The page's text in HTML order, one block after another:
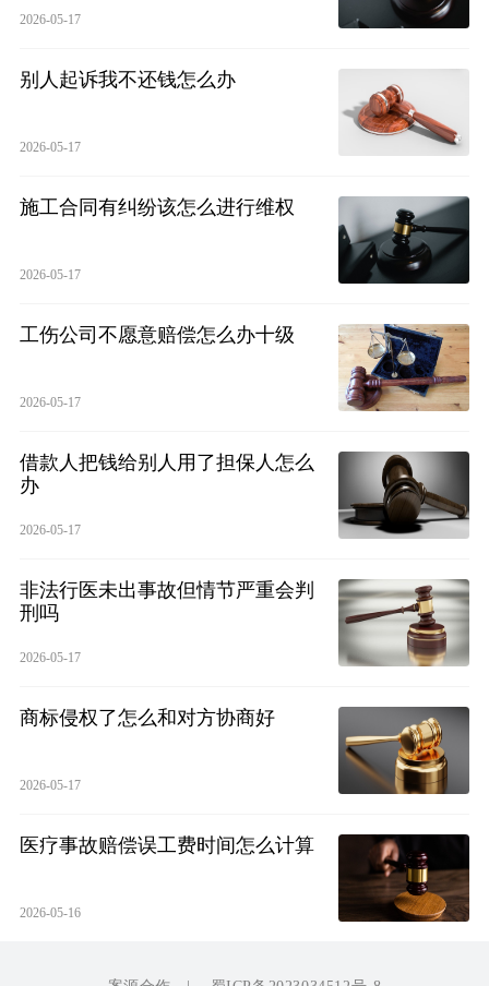
2026-05-17
别人起诉我不还钱怎么办
2026-05-17
施工合同有纠纷该怎么进行维权
2026-05-17
工伤公司不愿意赔偿怎么办十级
2026-05-17
借款人把钱给别人用了担保人怎么
办
2026-05-17
非法行医未出事故但情节严重会判
刑吗
2026-05-17
商标侵权了怎么和对方协商好
2026-05-17
医疗事故赔偿误工费时间怎么计算
2026-05-16